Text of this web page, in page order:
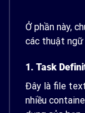
Ở phần này,
các thuật ngữ
1. Task
Đây là file
nhiều